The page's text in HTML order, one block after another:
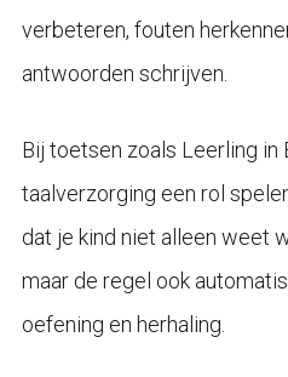
verbeteren, fouten
antwoorden schrijven.
Bij toetsen zoals Leerling in
taalverzorging een rol
dat je kind niet alleen weet
maar de regel ook
oefening en herhaling.